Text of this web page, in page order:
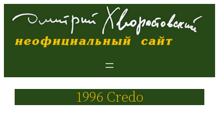
1996 Credo